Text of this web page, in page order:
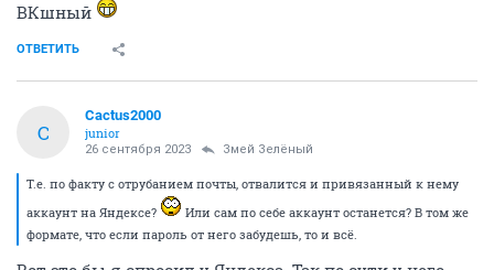
ВКшный
ОТВЕТИТЬ
C
Cactus2000
junior
26 сентября 2023 Змей Зелёный
Т.е. по факту с отрубанием почты, отвалится и привязанный к нему
аккаунт на Яндексе?
Или сам по себе аккаунт останется? В том же
формате, что если пароль от него забудешь, то и всё.